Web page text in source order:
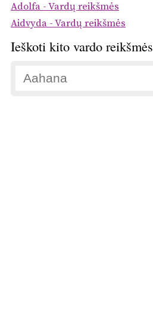
Adolfa - Vardų reikšmės
Aidvyda - Vardų reikšmės
Ieškoti kito vardo reikšmės